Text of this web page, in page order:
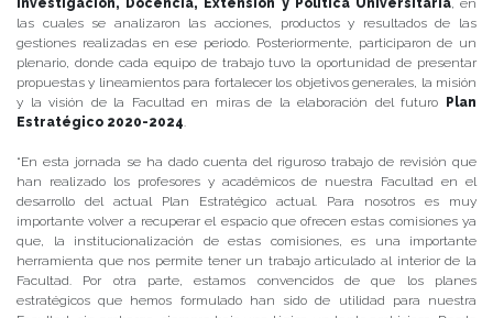
Investigación, Docencia, Extensión y Política Universitaria, en
las cuales se analizaron las acciones, productos y resultados de las
gestiones realizadas en ese periodo. Posteriormente, participaron de un
plenario, donde cada equipo de trabajo tuvo la oportunidad de presentar
propuestas y lineamientos para fortalecer los objetivos generales, la misión
y la visión de la Facultad en miras de la elaboración del futuro Plan
Estratégico 2020-2024.
“En esta jornada se ha dado cuenta del riguroso trabajo de revisión que
han realizado los profesores y académicos de nuestra Facultad en el
desarrollo del actual Plan Estratégico actual. Para nosotros es muy
importante volver a recuperar el espacio que ofrecen estas comisiones ya
que, la institucionalización de estas comisiones, es una importante
herramienta que nos permite tener un trabajo articulado al interior de la
Facultad. Por otra parte, estamos convencidos de que los planes
estratégicos que hemos formulado han sido de utilidad para nuestra